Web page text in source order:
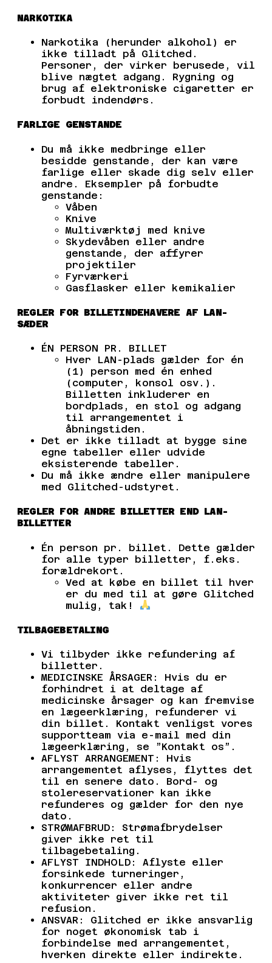
NARKOTIKA
Narkotika (herunder alkohol) er
ikke tilladt på Glitched.
Personer, der virker berusede, vil
blive nægtet adgang. Rygning og
brug af elektroniske cigaretter er
forbudt indendørs.
FARLIGE GENSTANDE
Du må ikke medbringe eller
besidde genstande, der kan være
farlige eller skade dig selv eller
andre. Eksempler på forbudte
genstande:
Våben
Knive
Multiværktøj med knive
Skydevåben eller andre
genstande, der affyrer
projektiler
Fyrværkeri
Gasflasker eller kemikalier
REGLER FOR BILLETINDEHAVERE AF LAN-
SÆDER
ÉN PERSON PR. BILLET
Hver LAN-plads gælder for én
(1) person med én enhed
(computer, konsol osv.).
Billetten inkluderer en
bordplads, en stol og adgang
til arrangementet i
åbningstiden.
Det er ikke tilladt at bygge sine
egne tabeller eller udvide
eksisterende tabeller.
Du må ikke ændre eller manipulere
med Glitched-udstyret.
REGLER FOR ANDRE BILLETTER END LAN-
BILLETTER
Én person pr. billet. Dette gælder
for alle typer billetter, f.eks.
forældrekort.
Ved at købe en billet til hver
er du med til at gøre Glitched
mulig, tak!
TILBAGEBETALING
Vi tilbyder ikke refundering af
billetter.
MEDICINSKE ÅRSAGER: Hvis du er
forhindret i at deltage af
medicinske årsager og kan fremvise
en lægeerklæring, refunderer vi
din billet. Kontakt venligst vores
supportteam via e-mail med din
lægeerklæring, se ”Kontakt os”.
AFLYST ARRANGEMENT: Hvis
arrangementet aflyses, flyttes det
til en senere dato. Bord- og
stolereservationer kan ikke
refunderes og gælder for den nye
dato.
STRØMAFBRUD: Strømafbrydelser
giver ikke ret til
tilbagebetaling.
AFLYST INDHOLD: Aflyste eller
forsinkede turneringer,
konkurrencer eller andre
aktiviteter giver ikke ret til
refusion.
ANSVAR: Glitched er ikke ansvarlig
for noget økonomisk tab i
forbindelse med arrangementet,
hverken direkte eller indirekte.